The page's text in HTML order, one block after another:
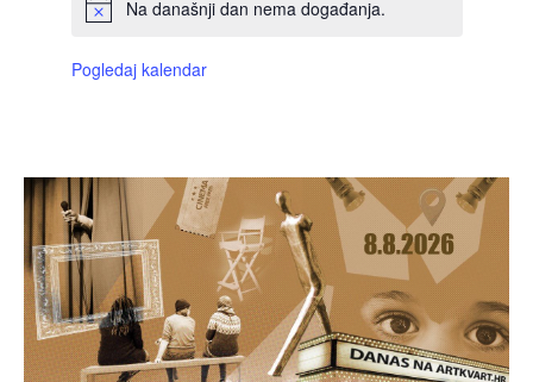
Na današnji dan nema događanja.
Pogledaj kalendar